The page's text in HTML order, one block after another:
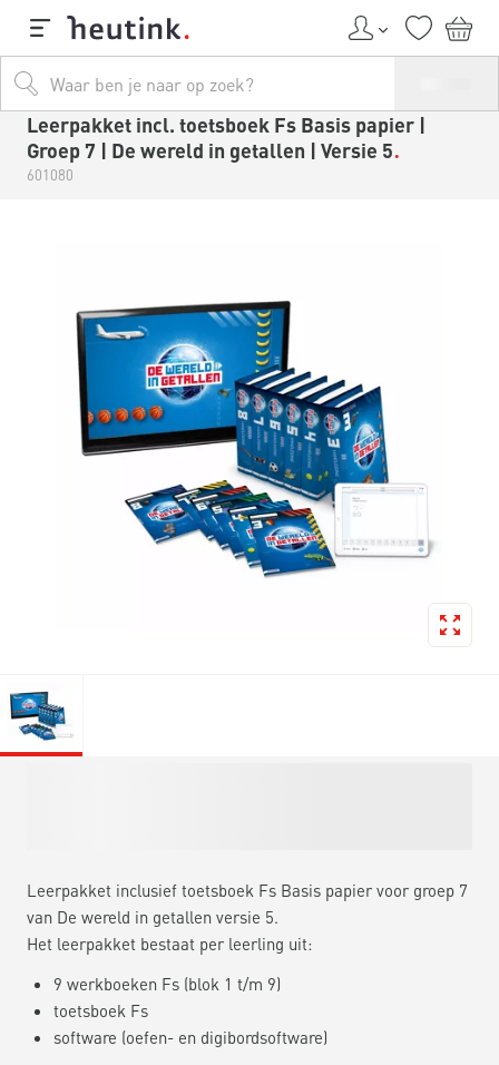
Leerpakket incl. toetsboek Fs Basis papier |
Groep 7 | De wereld in getallen | Versie 5
601080
Leerpakket inclusief toetsboek Fs Basis papier voor groep 7
van De wereld in getallen versie 5.
Het leerpakket bestaat per leerling uit:
9 werkboeken Fs (blok 1 t/m 9)
toetsboek Fs
software (oefen- en digibordsoftware)